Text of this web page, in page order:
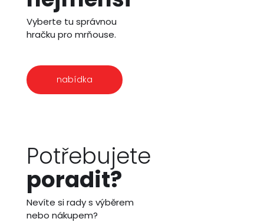
Vyberte tu správnou
hračku pro mrňouse.
nabídka
Potřebujete
poradit?
Nevíte si rady s výběrem
nebo nákupem?